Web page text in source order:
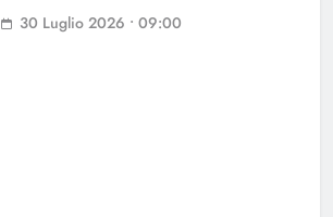
30 Luglio 2026 • 09:00